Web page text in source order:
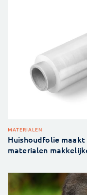
MATERIALEN
Huishoudfolie
materialen